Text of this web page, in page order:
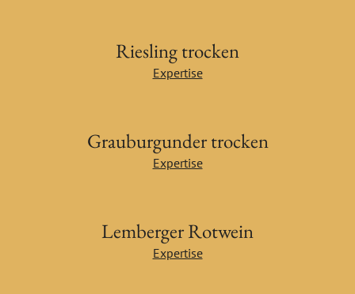
Riesling trocken
Expertise
Grauburgunder trocken
Expertise
Lemberger Rotwein
Expertise